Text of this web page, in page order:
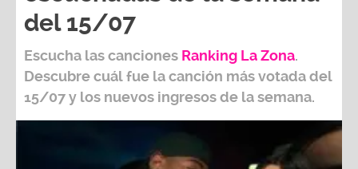
del 15/07
Escucha las canciones Ranking La Zona.
Descubre cuál fue la canción más votada del
15/07y los nuevos ingresos de la semana.